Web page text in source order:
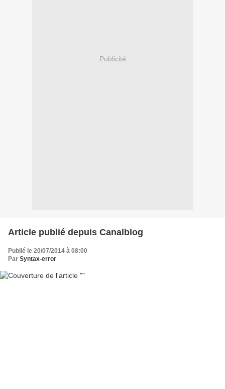
Publicité
Article publié depuis Canalblog
Publié le 20/07/2014 à 08:00
Par Syntax-error